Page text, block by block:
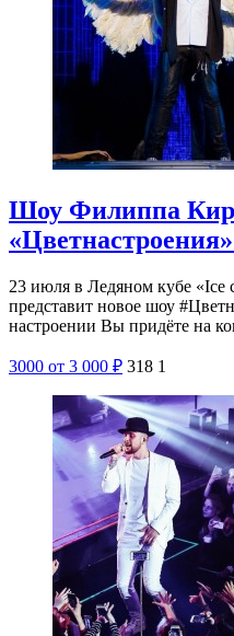
Шоу Филиппа
23 июля в Ледяном кубе
представит новое шоу
настроении Вы придёте на
3000 от 3 000 ₽ 318 1